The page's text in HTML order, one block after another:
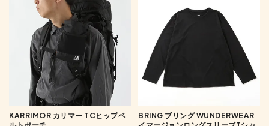
KARRIMOR カリマー TCヒップベ
BRING ブリング WUNDERWEAR